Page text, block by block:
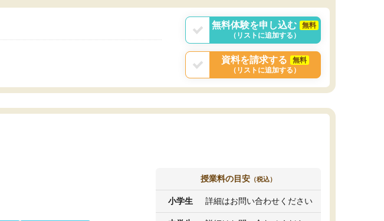
なく、上手い活用の仕方が分からず辞めること
と感じました。
無料体験を申し込む
無料
（リストに追加する）
資料を請求する
無料
（リストに追加する）
授業料の目安 （税込）
小学生 詳細はお問い合わせください